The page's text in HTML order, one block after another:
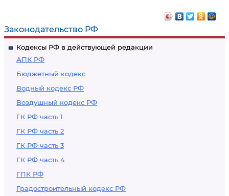
Законодательство РФ
Кодексы РФ в действующей редакции
АПК РФ
Бюджетный кодекс
Водный кодекс РФ
Воздушный кодекс РФ
ГК РФ часть 1
ГК РФ часть 2
ГК РФ часть 3
ГК РФ часть 4
ГПК РФ
Градостроительный кодекс РФ